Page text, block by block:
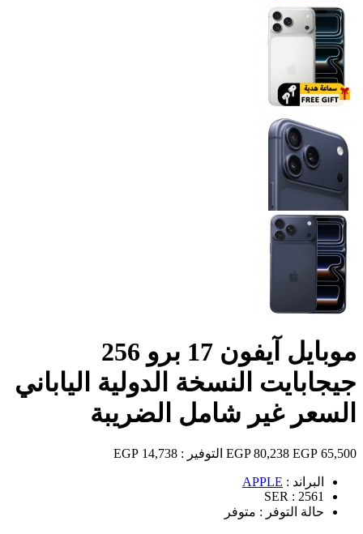
موبايل آيفون 17 برو 256
جيجابايت النسخة الدولية الياباني
السعر غير شامل الضريبة
65,500 EGP
80,238 EGP التوفير : 14,738 EGP
البراند : APPLE
SER : 2561
حالة التوفر : متوفر